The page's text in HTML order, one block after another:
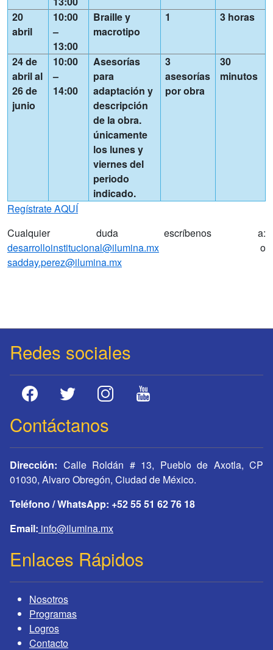
20
abril
10:00
–
13:00
Braille y
macrotipo
1 3 horas
24 de
abril al
26 de
junio
10:00
–
14:00
Asesorías
para
adaptación y
descripción
de la obra.
únicamente
los lunes y
viernes del
periodo
indicado.
3
asesorías
por obra
30
minutos
Regístrate AQUÍ
Cualquier duda escríbenos a:
desarrolloinstitucional@ilumina.mx o
sadday.perez@ilumina.mx
Redes sociales
Contáctanos
Dirección: Calle Roldán # 13, Pueblo de Axotla, CP
01030, Alvaro Obregón, Ciudad de México.
Teléfono / WhatsApp: +52 55 51 62 76 18
Email: info@ilumina.mx
Enlaces Rápidos
Nosotros
Programas
Logros
Contacto